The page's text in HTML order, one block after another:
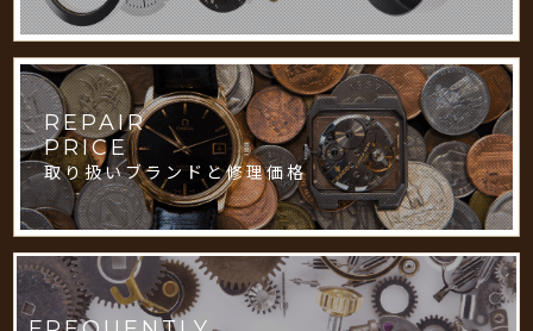
REPAIR
PRICE
取り扱いブランドと修理価格